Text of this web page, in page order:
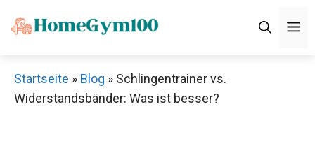
Inhalt
Startseite » Blog » Schlingentrainer vs.
Widerstandsbänder: Was ist besser?